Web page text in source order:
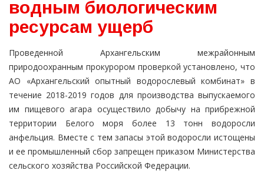
водным биологическим
ресурсам ущерб
Проведенной Архангельским межрайонным
природоохранным прокурором проверкой установлено, что
АО «Архангельский опытный водорослевый комбинат» в
течение 2018-2019 годов для производства выпускаемого
им пищевого агара осуществило добычу на прибрежной
территории Белого моря более 13 тонн водоросли
анфельция. Вместе с тем запасы этой водоросли истощены
и ее промышленный сбор запрещен приказом Министерства
сельского хозяйства Российской Федерации.